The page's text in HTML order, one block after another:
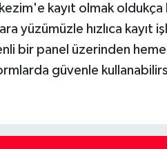
kayıt olmak
yüzümüzle hızlıca kayıt
bir panel üzerinden
güvenle